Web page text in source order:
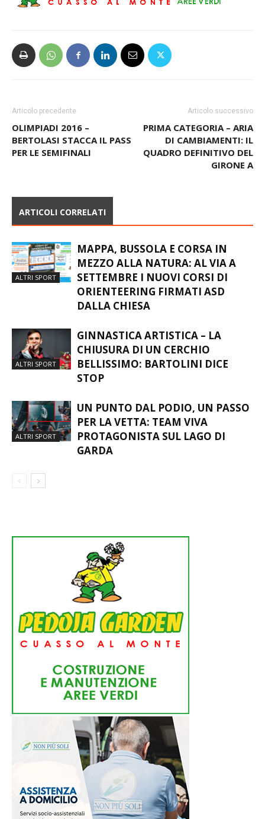
Articolo precedente
OLIMPIADI 2016 –
BERTOLASI STACCA IL PASS
PER LE SEMIFINALI
Articolo successivo
PRIMA CATEGORIA – ARIA
DI CAMBIAMENTI: IL
QUADRO DEFINITIVO DEL
GIRONE A
ARTICOLI CORRELATI
ALTRI SPORT
MAPPA, BUSSOLA E CORSA IN
MEZZO ALLA NATURA: AL VIA A
SETTEMBRE I NUOVI CORSI DI
ORIENTEERING FIRMATI ASD
DALLA CHIESA
ALTRI SPORT
GINNASTICA ARTISTICA – LA
CHIUSURA DI UN CERCHIO
BELLISSIMO: BARTOLINI DICE
STOP
ALTRI SPORT
UN PUNTO DAL PODIO, UN PASSO
PER LA VETTA: TEAM VIVA
PROTAGONISTA SUL LAGO DI
GARDA